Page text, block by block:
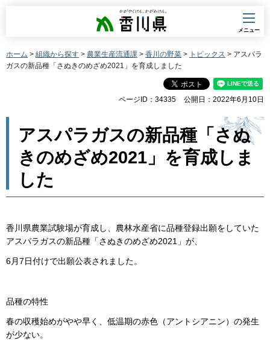
香川県
メニュー
ホーム > 組織から探す > 農業生産流通課 > 香川の野菜 > トピックス > アスパラ
ガスの新品種「さぬきのめざめ2021」を育成しました
ページID：34335 公開日：2022年6月10日
アスパラガスの新品種「さぬ
きのめざめ2021」を育成しま
した
香川県農業試験場が育成し、農林水産省に品種登録出願をしていた
アスパラガスの新品種「さぬきのめざめ2021」が、
6月7日付けで出願公表されました。
品種の特性
春の収穫始めがやや早く、低温期の赤色（アントシアニン）の発生
が少ない。